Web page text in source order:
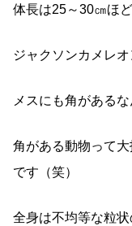
体長は25～30㎝ほど
ジャクソンカメレ
メスにも角があるな
角がある動物って
です（笑）
全身は不均等な粒